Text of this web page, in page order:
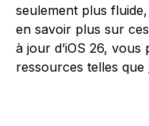
seulement plus
en savoir plus sur
à jour d’iOS 26,
ressources telles que